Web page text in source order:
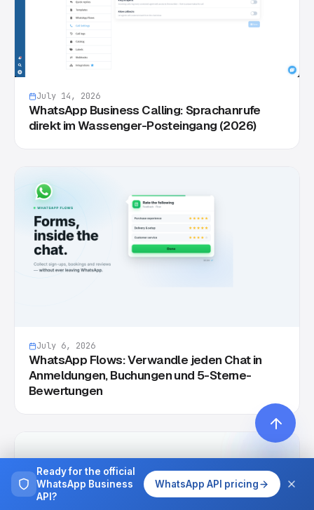
July 14, 2026
WhatsApp Business Calling: Sprachanrufe
direkt im Wassenger-Posteingang (2026)
July 6, 2026
WhatsApp Flows: Verwandle jeden Chat in
Anmeldungen, Buchungen und 5-Sterne-
Bewertungen
Ready for the official
WhatsApp Business
API?
WhatsApp API pricing